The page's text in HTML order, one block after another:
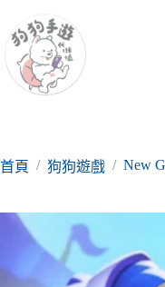
至
要
首頁 / 狗狗遊戲 / New